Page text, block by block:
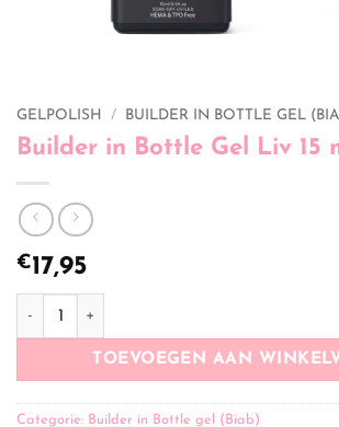
GELPOLISH / BUILDER IN BOTTLE GEL
Builder in Bottle Gel Liv 15
€17,95
Builder in Bottle Gel Liv 15 ml aantal
TOEVOEGEN AAN
Categorie: Builder in Bottle gel (Biab)